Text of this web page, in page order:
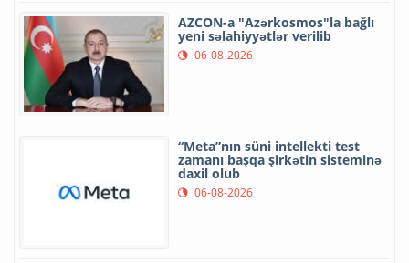
AZCON-a "Azərkosmos"la bağlı
yeni səlahiyyətlər verilib
06-08-2026
“Meta”nın süni intellekti test
zamanı başqa şirkətin sisteminə
daxil olub
06-08-2026